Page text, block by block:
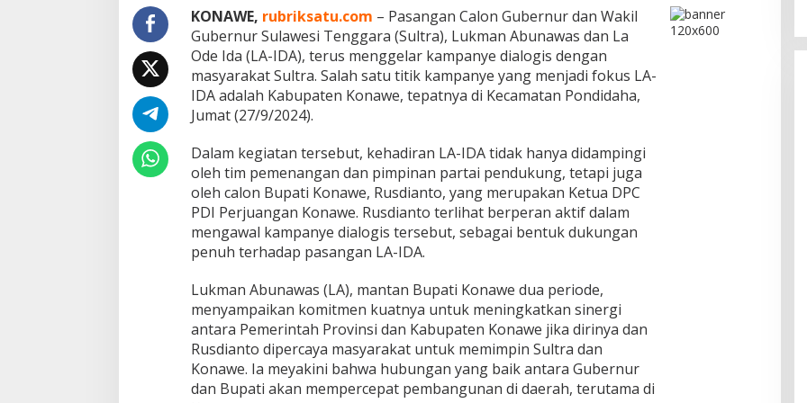
A
d
i
K
o
n
a
e
:
S
i
n
e
r
M
e
n
u
u
S
KONAWE, rubriksatu.com – Pasangan Calon Gubernur dan Wakil
Gubernur Sulawesi Tenggara (Sultra), Lukman Abunawas dan La
Ode Ida (LA-IDA), terus menggelar kampanye dialogis dengan
masyarakat Sultra. Salah satu titik kampanye yang menjadi fokus LA-
IDA adalah Kabupaten Konawe, tepatnya di Kecamatan Pondidaha,
Jumat (27/9/2024).
Dalam kegiatan tersebut, kehadiran LA-IDA tidak hanya didampingi
oleh tim pemenangan dan pimpinan partai pendukung, tetapi juga
oleh calon Bupati Konawe, Rusdianto, yang merupakan Ketua DPC
PDI Perjuangan Konawe. Rusdianto terlihat berperan aktif dalam
mengawal kampanye dialogis tersebut, sebagai bentuk dukungan
penuh terhadap pasangan LA-IDA.
Lukman Abunawas (LA), mantan Bupati Konawe dua periode,
menyampaikan komitmen kuatnya untuk meningkatkan sinergi
antara Pemerintah Provinsi dan Kabupaten Konawe jika dirinya dan
Rusdianto dipercaya masyarakat untuk memimpin Sultra dan
Konawe. Ia meyakini bahwa hubungan yang baik antara Gubernur
dan Bupati akan mempercepat pembangunan di daerah, terutama di